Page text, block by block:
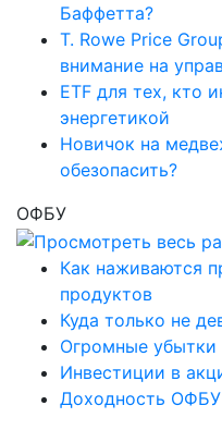
Баффетта?
T. Rowe Price
внимание на
ETF для тех, кто
энергетикой
Новичок на
обезопасить?
ОФБУ
Как наживаются
продуктов
Куда только не
Огромные
Инвестиции в
Доходность